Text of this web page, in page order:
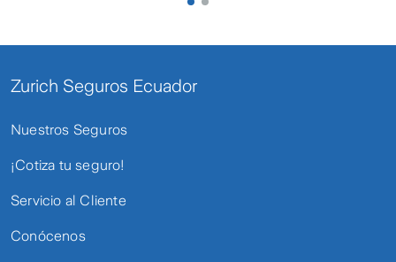
Zurich Seguros Ecuador
Nuestros Seguros
¡Cotiza tu seguro!
Servicio al Cliente
Conócenos